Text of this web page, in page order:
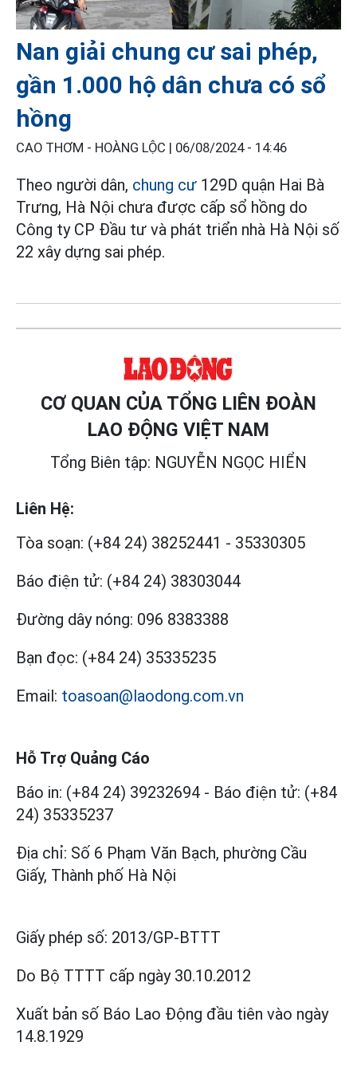
Nan giải chung cư sai phép,
gần 1.000 hộ dân chưa có sổ
hồng
CAO THƠM - HOÀNG LỘC | 06/08/2024 - 14:46
Theo người dân, chung cư 129D quận Hai Bà
Trưng, Hà Nội chưa được cấp sổ hồng do
Công ty CP Đầu tư và phát triển nhà Hà Nội số
22 xây dựng sai phép.
CƠ QUAN CỦA TỔNG LIÊN ĐOÀN
LAO ĐỘNG VIỆT NAM
Tổng Biên tập: NGUYỄN NGỌC HIỂN
Liên Hệ:
Tòa soạn: (+84 24) 38252441 - 35330305
Báo điện tử: (+84 24) 38303044
Đường dây nóng: 096 8383388
Bạn đọc: (+84 24) 35335235
Email: toasoan@laodong.com.vn
Hỗ Trợ Quảng Cáo
Báo in: (+84 24) 39232694 - Báo điện tử: (+84
24) 35335237
Địa chỉ: Số 6 Phạm Văn Bạch, phường Cầu
Giấy, Thành phố Hà Nội
Giấy phép số: 2013/GP-BTTT
Do Bộ TTTT cấp ngày 30.10.2012
Xuất bản số Báo Lao Động đầu tiên vào ngày
14.8.1929